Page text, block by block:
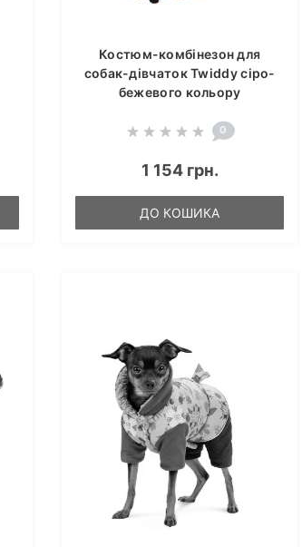
Костюм-комбінезон для
собак-дівчаток Twiddy сіро-
бежевого кольору
0
1 154 грн.
ДО КОШИКА